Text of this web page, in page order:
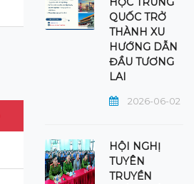
QUỐC TRỞ
THÀNH XU
HƯỚNG DẪN
ĐẦU TƯƠNG
LAI
2026-06-02
HỘI NGHỊ
TUYÊN
TRUYỀN